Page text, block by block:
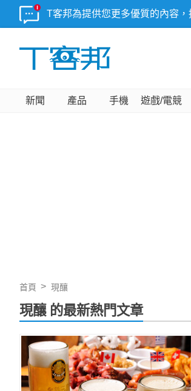
T客邦為提供您更多優質的內容
新聞 產品 手機 遊戲/電競
首頁 現釀
現釀 的最新熱門文章